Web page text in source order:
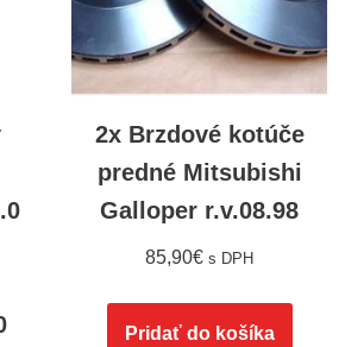
2x Brzdové kotúče
predné Mitsubishi
Galloper r.v.08.98
85,90€ s DPH
Pridať do košíka